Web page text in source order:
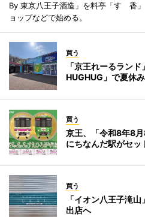
By 東京八王子酒造」を料亭「すゞ香
ョップなどで始める。
買う
「京王れーるラン
HUGHUG」で夏休
買う
京王、「令和8年8
にちなんだ駅がセッ
買う
「イオン八王子滝
出店へ